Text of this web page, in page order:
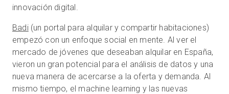
innovación digital.
Badi(un portal para alquilar y compartir habitaciones)
empezó con un enfoque social en mente. Al ver el
mercado de jóvenes que deseaban alquilar en España,
vieron un gran potencial para el análisis de datos y una
nueva manera de acercarse a la oferta y demanda. Al
mismo tiempo, el machine learning y las nuevas